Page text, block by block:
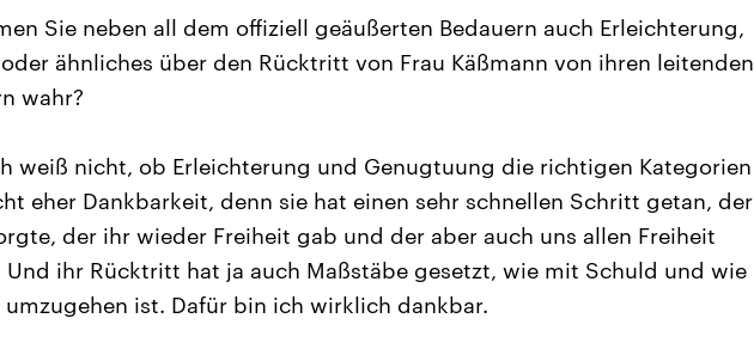
Sie neben all dem offiziell geäußerten Bedauern auch Erleichterung,
ähnliches über den Rücktritt von Frau Käßmann von ihren leitenden
wahr?
weiß nicht, ob Erleichterung und Genugtuung die richtigen Kategorien
eher Dankbarkeit, denn sie hat einen sehr schnellen Schritt getan, der
der ihr wieder Freiheit gab und der aber auch uns allen Freiheit
Und ihr Rücktritt hat ja auch Maßstäbe gesetzt, wie mit Schuld und wie
umzugehen ist. Dafür bin ich wirklich dankbar.